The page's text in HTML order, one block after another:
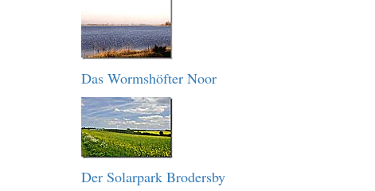
Das Wormshöfter Noor
Der Solarpark Brodersby